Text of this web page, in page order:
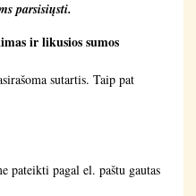
parsisiųsti.
ir likusios sumos
sutartis. Taip pat
pateikti pagal el. paštu gautas